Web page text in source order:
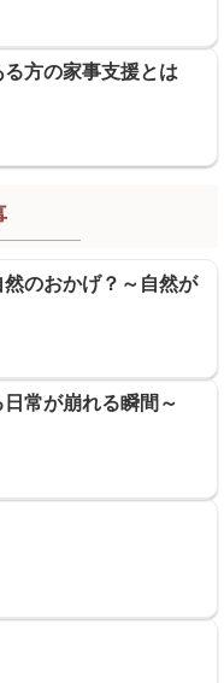
方の家事支援とは
のおかげ？～自然が
常が崩れる瞬間～